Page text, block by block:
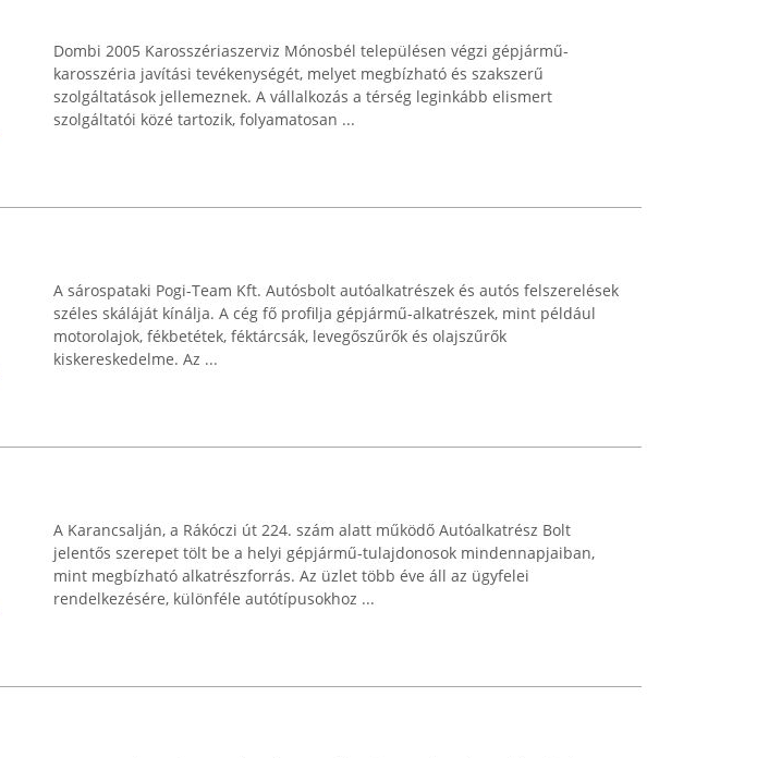
Dombi 2005 Karosszériaszerviz Mónosbél településen végzi gépjármű-
karosszéria javítási tevékenységét, melyet megbízható és szakszerű
szolgáltatások jellemeznek. A vállalkozás a térség leginkább elismert
szolgáltatói közé tartozik, folyamatosan ...
A sárospataki Pogi-Team Kft. Autósbolt autóalkatrészek és autós felszerelések
széles skáláját kínálja. A cég fő profilja gépjármű-alkatrészek, mint például
motorolajok, fékbetétek, féktárcsák, levegőszűrők és olajszűrők
kiskereskedelme. Az ...
A Karancsalján, a Rákóczi út 224. szám alatt működő Autóalkatrész Bolt
jelentős szerepet tölt be a helyi gépjármű-tulajdonosok mindennapjaiban,
mint megbízható alkatrészforrás. Az üzlet több éve áll az ügyfelei
rendelkezésére, különféle autótípusokhoz ...